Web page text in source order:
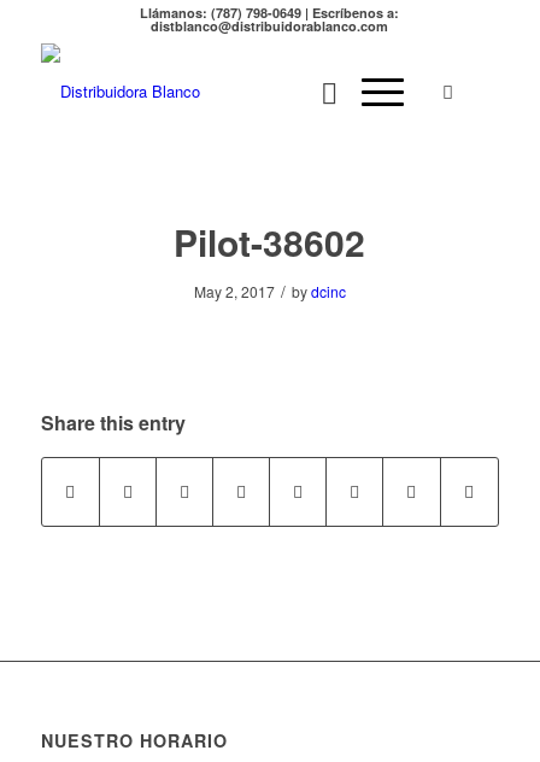
Llámanos: (787) 798-0649 | Escríbenos a:
distblanco@distribuidorablanco.com
Pilot-38602
May 2, 2017 / bydcinc
Share this entry
NUESTRO HORARIO